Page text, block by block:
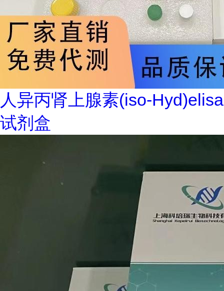
人异丙肾上腺素(iso-Hyd)elisa
试剂盒